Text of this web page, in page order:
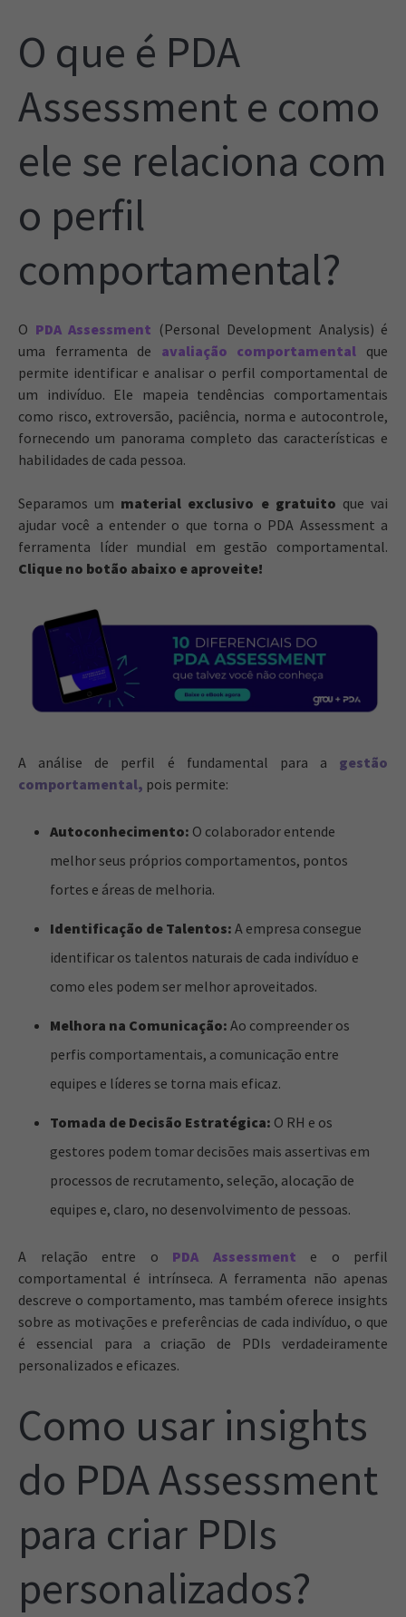
O que é PDA
Assessment e como
ele se relaciona com
o perfil
comportamental?
O PDA Assessment (Personal Development Analysis) é
uma ferramenta de avaliação comportamental que
permite identificar e analisar o perfil comportamental de
um indivíduo. Ele mapeia tendências comportamentais
como risco, extroversão, paciência, norma e autocontrole,
fornecendo um panorama completo das características e
habilidades de cada pessoa.
Separamos um material exclusivo e gratuito que vai
ajudar você a entender o que torna o PDA Assessment a
ferramenta líder mundial em gestão comportamental.
Clique no botão abaixo e aproveite!
A análise de perfil é fundamental para a
gestão
comportamental, pois permite:
Autoconhecimento: O colaborador entende
melhor seus próprios comportamentos, pontos
fortes e áreas de melhoria.
Identificação de Talentos: A empresa consegue
identificar os talentos naturais de cada indivíduo e
como eles podem ser melhor aproveitados.
Melhora na Comunicação: Ao compreender os
perfis comportamentais, a comunicação entre
equipes e líderes se torna mais eficaz.
Tomada de Decisão Estratégica: O RH e os
gestores podem tomar decisões mais assertivas em
processos de recrutamento, seleção, alocação de
equipes e, claro, no desenvolvimento de pessoas.
A relação entre o PDA Assessment
e o perfil
comportamental é intrínseca. A ferramenta não apenas
descreve o comportamento, mas também oferece insights
sobre as motivações e preferências de cada indivíduo, o que
é essencial para a criação de PDIs verdadeiramente
personalizados e eficazes.
Como usar insights
do PDA Assessment
para criar PDIs
personalizados?